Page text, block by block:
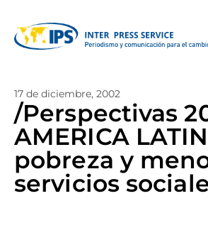
17 de diciembre, 2002
/Perspectivas
AMERICA
pobreza y
servicios